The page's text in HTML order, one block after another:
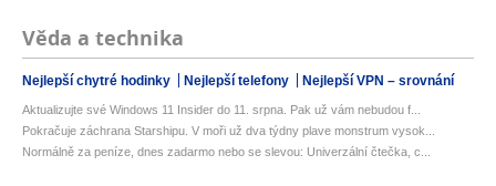
Věda a technika
Nejlepší chytré hodinky Nejlepší telefony Nejlepší VPN – srovnání
Aktualizujte své Windows 11 Insider do 11. srpna. Pak už vám nebudou f...
Pokračuje záchrana Starshipu. V moři už dva týdny plave monstrum vysok...
Normálně za peníze, dnes zadarmo nebo se slevou: Univerzální čtečka, c...